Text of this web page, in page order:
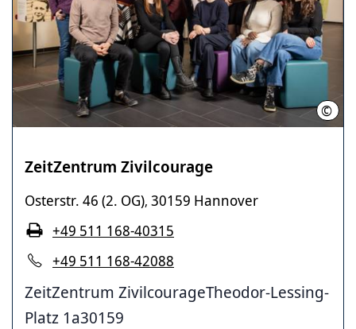
© LHH
ZeitZentrum Zivilcourage
Osterstr. 46 (2. OG), 30159 Hannover
+49 511 168-42088
+49 511 168-40315
ZeitZentrum ZivilcourageTheodor-Lessing-
Platz 1a30159